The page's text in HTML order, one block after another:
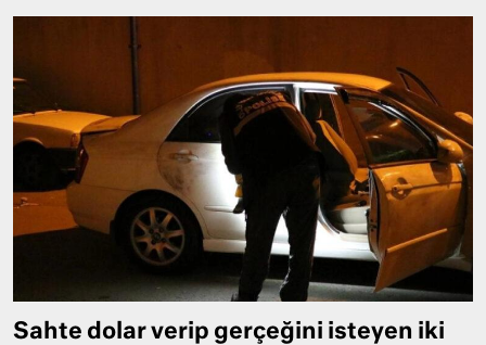
Sahte dolar verip gerçeğini isteyen iki